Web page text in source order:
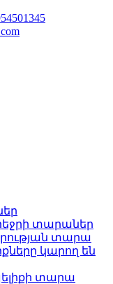
տարաներ
տարա
կարող են
տարա